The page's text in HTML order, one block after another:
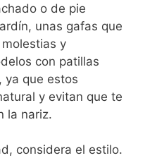
o de pie
unas gafas que
y
con patillas
ya que estos
y evitan que te
la nariz.
considera el estilo.